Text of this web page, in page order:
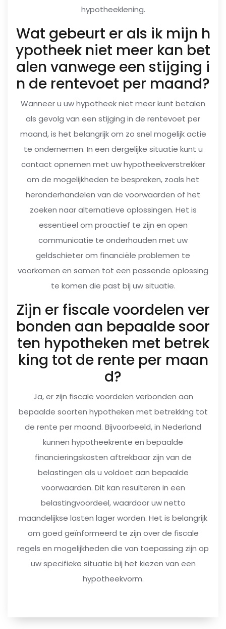
hypotheeklening.
Wat gebeurt er als ik mijn h
ypotheek niet meer kan bet
alen vanwege een stijging i
n de rentevoet per maand?
Wanneer u uw hypotheek niet meer kunt betalen
als gevolg van een stijging in de rentevoet per
maand, is het belangrijk om zo snel mogelijk actie
te ondernemen. In een dergelijke situatie kunt u
contact opnemen met uw hypotheekverstrekker
om de mogelijkheden te bespreken, zoals het
heronderhandelen van de voorwaarden of het
zoeken naar alternatieve oplossingen. Het is
essentieel om proactief te zijn en open
communicatie te onderhouden met uw
geldschieter om financiële problemen te
voorkomen en samen tot een passende oplossing
te komen die past bij uw situatie.
Zijn er fiscale voordelen ver
bonden aan bepaalde soor
ten hypotheken met betrek
king tot de rente per maan
d?
Ja, er zijn fiscale voordelen verbonden aan
bepaalde soorten hypotheken met betrekking tot
de rente per maand. Bijvoorbeeld, in Nederland
kunnen hypotheekrente en bepaalde
financieringskosten aftrekbaar zijn van de
belastingen als u voldoet aan bepaalde
voorwaarden. Dit kan resulteren in een
belastingvoordeel, waardoor uw netto
maandelijkse lasten lager worden. Het is belangrijk
om goed geïnformeerd te zijn over de fiscale
regels en mogelijkheden die van toepassing zijn op
uw specifieke situatie bij het kiezen van een
hypotheekvorm.